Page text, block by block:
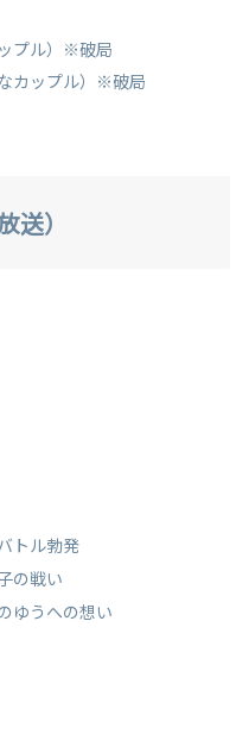
プル）※破局
カップル）※破局
送）
トル勃発
の戦い
ゆうへの想い